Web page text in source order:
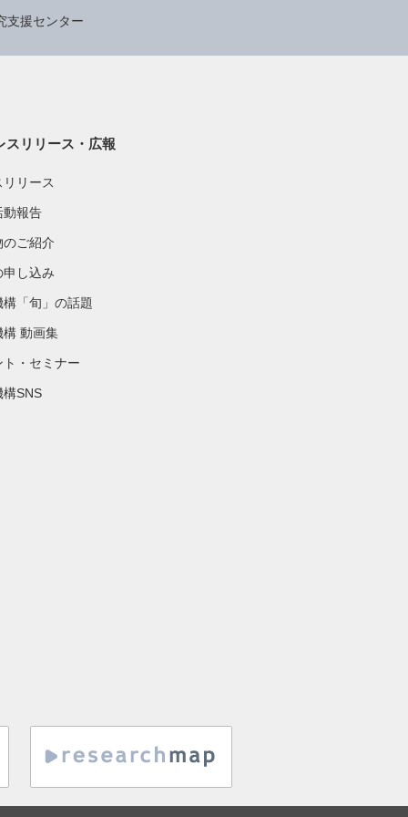
支援センター
スリリース・広報
リース
動報告
のご紹介
申し込み
構「旬」の話題
構 動画集
ト・セミナー
構SNS